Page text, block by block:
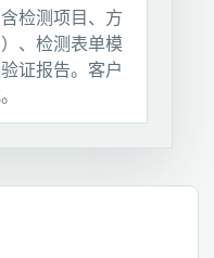
检测项目、方
、检测表单模
证报告。客户